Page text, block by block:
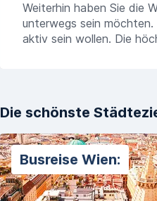
Weiterhin haben Sie die
unterwegs sein möchten.
aktiv sein wollen. Die
Die schönste
Busreise Wien: